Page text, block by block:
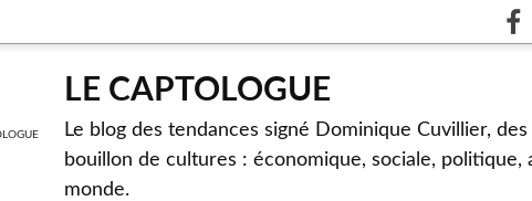
LE CAPTOLOGUE
Le blog des tendances signé Dominique Cuvillier,
bouillon de cultures : économique, sociale,
monde.